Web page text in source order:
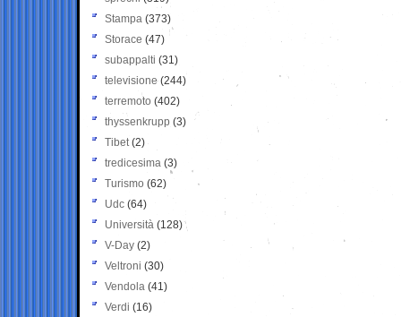
Stampa (373)
Storace (47)
subappalti (31)
televisione(244)
terremoto (402)
thyssenkrupp (3)
Tibet(2)
tredicesima (3)
Turismo (62)
Udc (64)
Università (128)
V-Day (2)
Veltroni (30)
Vendola (41)
Verdi (16)